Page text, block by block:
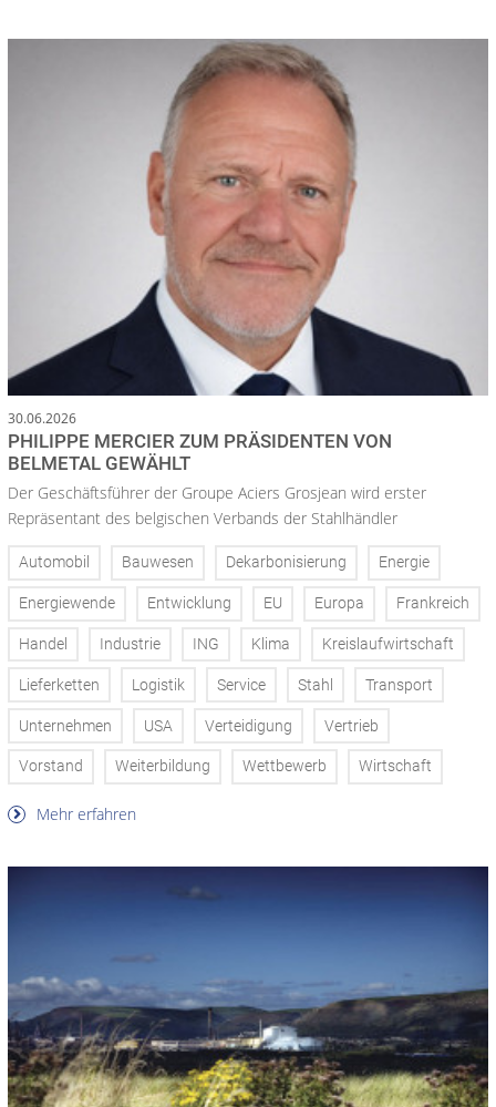
30.06.2026
PHILIPPE MERCIER ZUM PRÄSIDENTEN VON
BELMETAL GEWÄHLT
Der Geschäftsführer der Groupe Aciers Grosjean wird erster
Repräsentant des belgischen Verbands der Stahlhändler
Automobil Bauwesen Dekarbonisierung Energie
Energiewende Entwicklung EU Europa Frankreich
Handel Industrie ING Klima Kreislaufwirtschaft
Lieferketten Logistik Service Stahl Transport
Unternehmen USA Verteidigung Vertrieb
Vorstand Weiterbildung Wettbewerb Wirtschaft
Mehr erfahren